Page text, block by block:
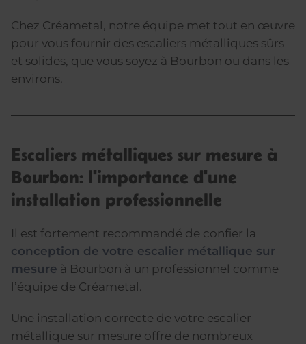
Chez Créametal, notre équipe met tout en œuvre
pour vous fournir des escaliers métalliques sûrs
et solides, que vous soyez à Bourbon ou dans les
environs.
Escaliers métalliques sur mesure à
Bourbon: l'importance d'une
installation professionnelle
Il est fortement recommandé de confier la
conception de votre escalier métallique sur
mesure à Bourbon à un professionnel comme
l’équipe de Créametal.
Une installation correcte de votre escalier
métallique sur mesure offre de nombreux